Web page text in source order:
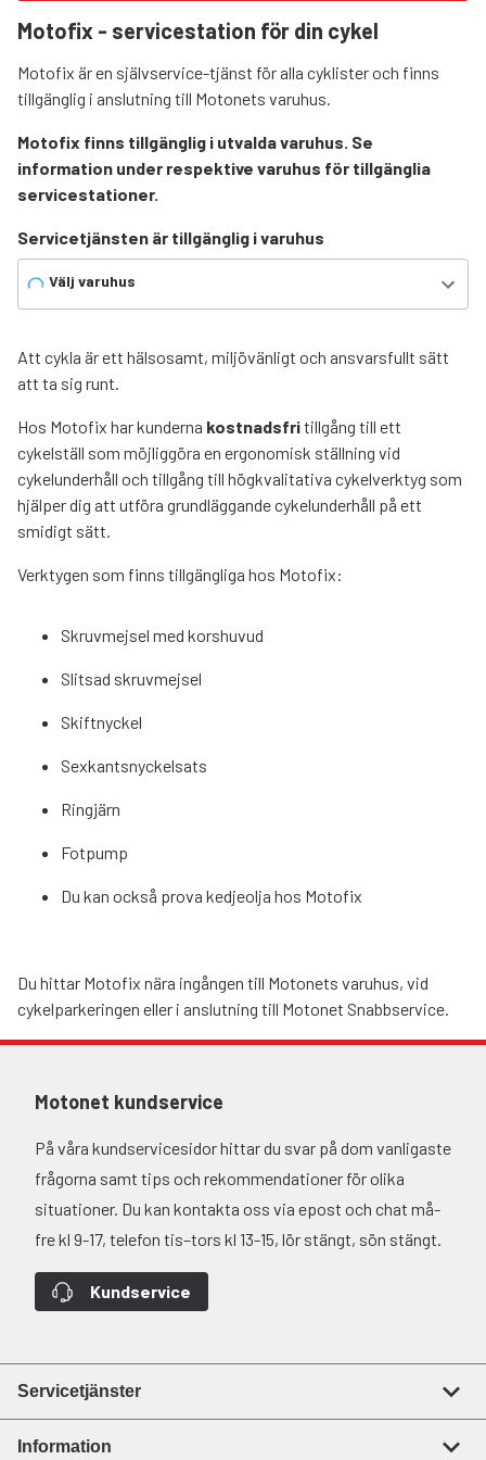
Motofix - servicestation för din cykel
Motofix är en självservice-tjänst för alla cyklister och finns
tillgänglig i anslutning till Motonets varuhus.
Motofix finns tillgänglig i utvalda varuhus. Se
information under respektive varuhus för tillgänglia
servicestationer.
Servicetjänsten är tillgänglig i varuhus
Välj varuhus
Att cykla är ett hälsosamt, miljövänligt och ansvarsfullt sätt
att ta sig runt.
Hos Motofix har kunderna kostnadsfritillgång till ett
cykelställ som möjliggöra en ergonomisk ställning vid
cykelunderhåll och tillgång till högkvalitativa cykelverktyg som
hjälper dig att utföra grundläggande cykelunderhåll på ett
smidigt sätt.
Verktygen som finns tillgängliga hos Motofix:
Skruvmejsel med korshuvud
Slitsad skruvmejsel
Skiftnyckel
Sexkantsnyckelsats
Ringjärn
Fotpump
Du kan också prova kedjeolja hos Motofix
Du hittar Motofix nära ingången till Motonets varuhus, vid
cykelparkeringen eller i anslutning till Motonet Snabbservice.
Motonet kundservice
På våra kundservicesidor hittar du svar på dom vanligaste
frågorna samt tips och rekommendationer för olika
situationer. Du kan kontakta oss via epost och chat må-
fre kl 9-17, telefon tis–tors kl 13-15, lör stängt, sön stängt.
Kundservice
Servicetjänster
Information